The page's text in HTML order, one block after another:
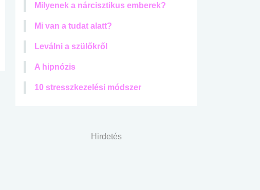
Milyenek a nárcisztikus emberek?
Mi van a tudat alatt?
Leválni a szülőkről
A hipnózis
10 stresszkezelési módszer
Hirdetés